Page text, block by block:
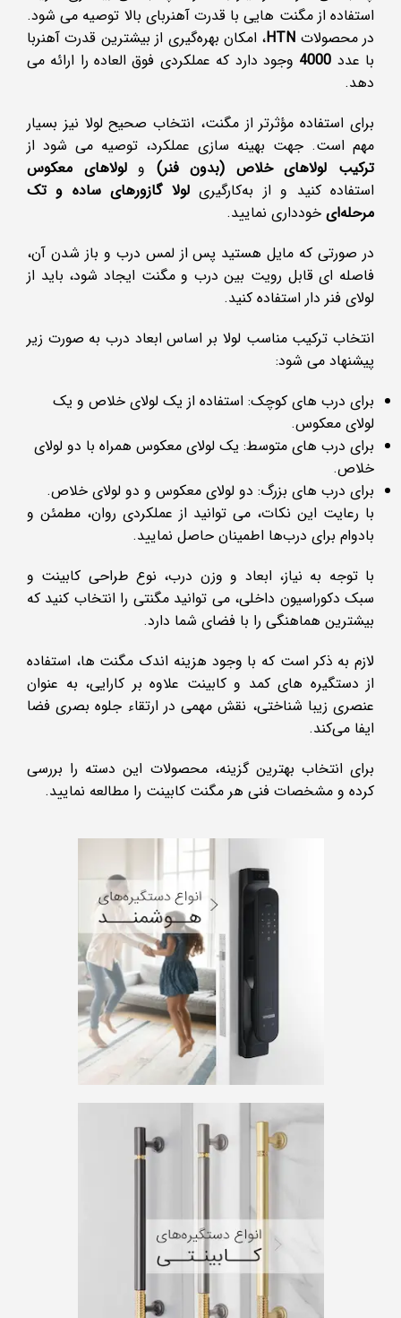
استفاده از مگنت ‌هایی با قدرت آهنربای بالا توصیه می‌ شود.
در محصولات HTN، امکان بهره‌گیری از بیشترین قدرت آهنربا
با عدد 4000 وجود دارد که عملکردی فوق ‌العاده را ارائه می
‌دهد.
برای استفاده مؤثرتر از مگنت، انتخاب صحیح لولا نیز بسیار
مهم است. جهت بهینه‌ سازی عملکرد، توصیه می ‌شود از
ترکیب لولاهای خلاص (بدون فنر) ولولاهای معکوس
استفاده کنید و از به‌کارگیریلولا گازورهای ساده و تک
‌مرحله‌ای خودداری نمایید.
در صورتی که مایل هستید پس از لمس درب و باز شدن آن،
فاصله ای قابل رویت بین درب و مگنت ایجاد شود، باید از
لولای فنر دار استفاده کنید.
انتخاب ترکیب مناسب لولا بر اساس ابعاد درب به صورت زیر
پیشنهاد می ‌شود:
برای درب ‌های کوچک: استفاده از یک لولای خلاص و یک
لولای معکوس.
برای درب ‌های متوسط: یک لولای معکوس همراه با دو لولای
خلاص.
برای درب ‌های بزرگ: دو لولای معکوس و دو لولای خلاص.
با رعایت این نکات، می‌ توانید از عملکردی روان، مطمئن و
بادوام برای درب‌ها اطمینان حاصل نمایید.
با توجه به نیاز، ابعاد و وزن درب، نوع طراحی کابینت و
سبک دکوراسیون داخلی، می‌ توانید مگنتی را انتخاب کنید که
بیشترین هماهنگی را با فضای شما دارد.
لازم به ذکر است که با وجود هزینه اندک مگنت ‌ها، استفاده
از دستگیره ‌های کمد و کابینت علاوه بر کارایی، به عنوان
عنصری زیبا شناختی، نقش مهمی در ارتقاء جلوه بصری فضا
ایفا می‌کند.
برای انتخاب بهترین گزینه، محصولات این دسته را بررسی
کرده و مشخصات فنی هر مگنت کابینت را مطالعه نمایید.